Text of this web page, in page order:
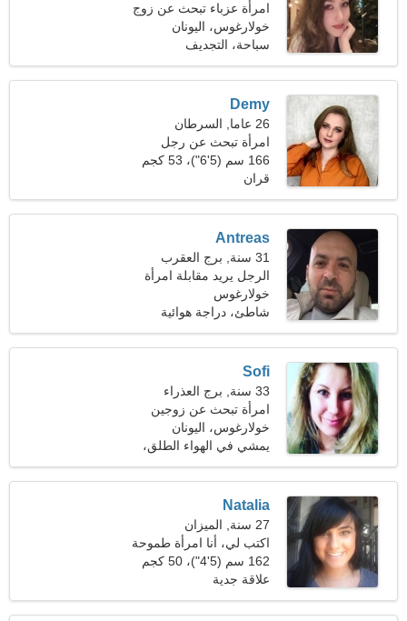
امرأة عزباء تبحث عن زوج
39-45
خولارغوس، اليونان
سباحة، التجديف
Demy
26 عاما, السرطان
امرأة تبحث عن رجل
166 سم (5'6")، 53 كجم
(116 رطلا)
قران
Antreas
31 سنة, برج العقرب
الرجل يريد مقابلة امرأة
خولارغوس
شاطئ، دراجة هوائية
Sofi
33 سنة, برج العذراء
امرأة تبحث عن زوجين
خولارغوس، اليونان
يمشي في الهواء الطلق،
ركوب الخيل
Natalia
27 سنة, الميزان
اكتب لي، أنا امرأة طموحة
162 سم (5'4")، 50 كجم
(110 رطل)
علاقة جدية